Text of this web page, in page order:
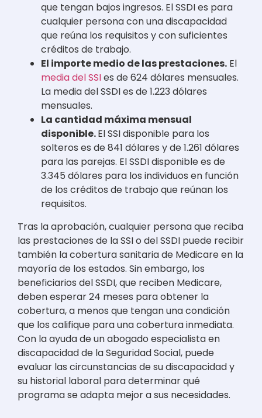
que tengan bajos ingresos. El SSDI es para
cualquier persona con una discapacidad
que reúna los requisitos y con suficientes
créditos de trabajo.
El importe medio de las prestaciones. El
media del SSIes de 624 dólares mensuales.
La media del SSDI es de 1.223 dólares
mensuales.
La cantidad máxima mensual
disponible.El SSI disponible para los
solteros es de 841 dólares y de 1.261 dólares
para las parejas. El SSDI disponible es de
3.345 dólares para los individuos en función
de los créditos de trabajo que reúnan los
requisitos.
Tras la aprobación, cualquier persona que reciba
las prestaciones de la SSI o del SSDI puede recibir
también la cobertura sanitaria de Medicare en la
mayoría de los estados. Sin embargo, los
beneficiarios del SSDI, que reciben Medicare,
deben esperar 24 meses para obtener la
cobertura, a menos que tengan una condición
que los califique para una cobertura inmediata.
Con la ayuda de un abogado especialista en
discapacidad de la Seguridad Social, puede
evaluar las circunstancias de su discapacidad y
su historial laboral para determinar qué
programa se adapta mejor a sus necesidades.